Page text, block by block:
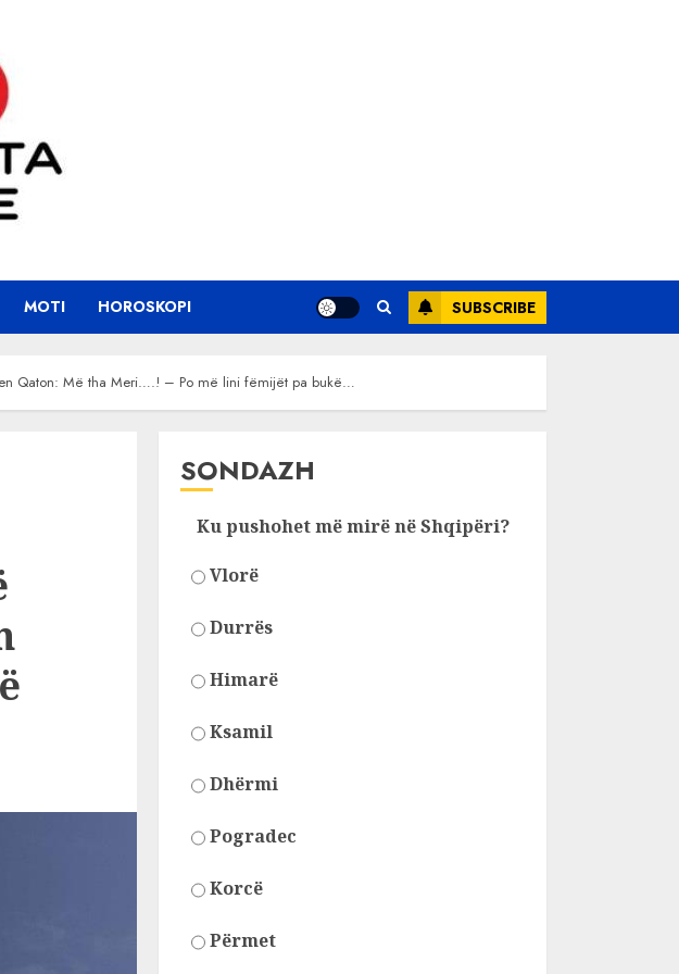
MOTI HOROSKOPI SUBSCRIBE
Qaton: Më tha Meri….! – Po më lini fëmijët pa bukë…
SONDAZH
Ku pushohet më mirë në Shqipëri?
Vlorë
Durrës
Himarë
Ksamil
Dhërmi
Pogradec
Korcë
Përmet